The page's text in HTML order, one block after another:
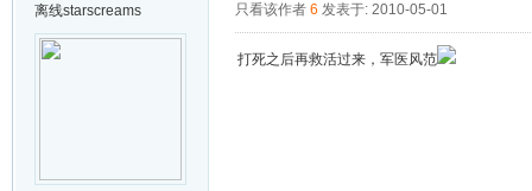
离线starscreams 只看该作者 6 发表于: 2010-05-01
打死之后再救活过来，军医风范